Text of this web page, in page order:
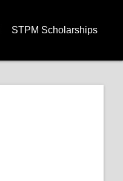
STPM Scholarships